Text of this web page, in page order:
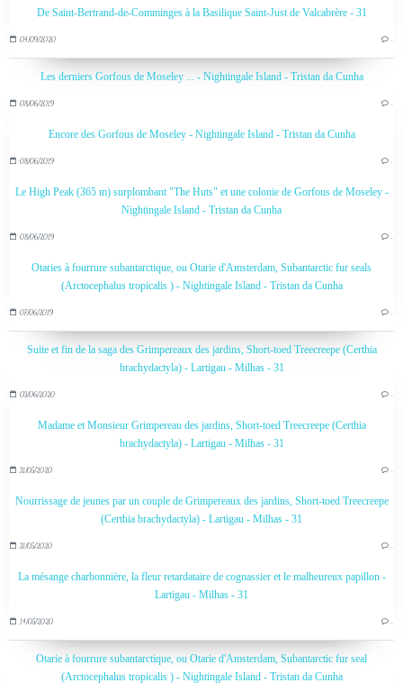
De Saint-Bertrand-de-Comminges à la Basilique Saint-Just de Valcabrère - 31
04/09/2020 …
Les derniers Gorfous de Moseley ... - Nightingale Island - Tristan da Cunha
08/06/2019 …
Encore des Gorfous de Moseley - Nightingale Island - Tristan da Cunha
08/06/2019 …
Le High Peak (365 m) surplombant "The Huts" et une colonie de Gorfous de Moseley -
Nightingale Island - Tristan da Cunha
08/06/2019 …
Otaries à fourrure subantarctique, ou Otarie d'Amsterdam, Subantarctic fur seals
(Arctocephalus tropicalis ) - Nightingale Island - Tristan da Cunha
07/06/2019 …
Suite et fin de la saga des Grimpereaux des jardins, Short-toed Treecreepe (Certhia
brachydactyla) - Lartigau - Milhas - 31
03/06/2020 …
Madame et Monsieur Grimpereau des jardins, Short-toed Treecreepe (Certhia
brachydactyla) - Lartigau - Milhas - 31
31/05/2020 …
Nourrissage de jeunes par un couple de Grimpereaux des jardins, Short-toed Treecreepe
(Certhia brachydactyla) - Lartigau - Milhas - 31
31/05/2020 …
La mésange charbonnière, la fleur retardataire de cognassier et le malheureux papillon -
Lartigau - Milhas - 31
14/05/2020 …
Otarie à fourrure subantarctique, ou Otarie d'Amsterdam, Subantarctic fur seal
(Arctocephalus tropicalis ) - Nightingale Island - Tristan da Cunha